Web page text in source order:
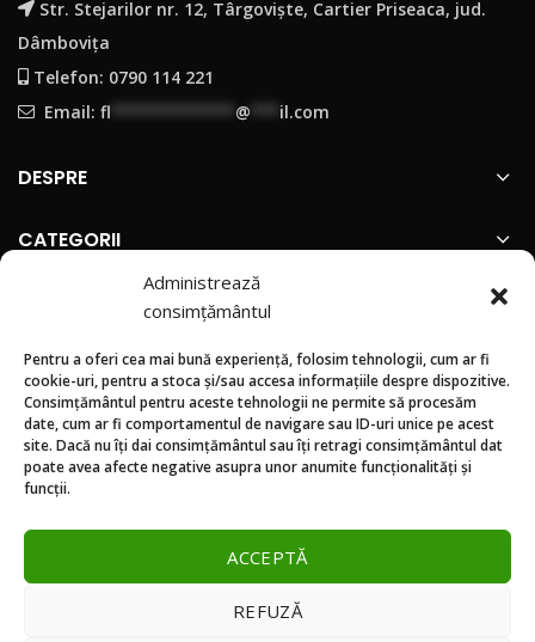
Administrează
consimțământul
Pentru a oferi cea mai bună experiență, folosim tehnologii, cum ar fi
cookie-uri, pentru a stoca și/sau accesa informațiile despre dispozitive.
Consimțământul pentru aceste tehnologii ne permite să procesăm
date, cum ar fi comportamentul de navigare sau ID-uri unice pe acest
site. Dacă nu îți dai consimțământul sau îți retragi consimțământul dat
poate avea afecte negative asupra unor anumite funcționalități și
funcții.
ACCEPTĂ
REFUZĂ
Str. Stejarilor nr. 12, Târgoviște, Cartier Priseaca, jud.
Dâmbovița
Telefon: 0790 114 221
Email: fl @ il.com
DESPRE
CATEGORII
SUNTEM PREZENTI PE